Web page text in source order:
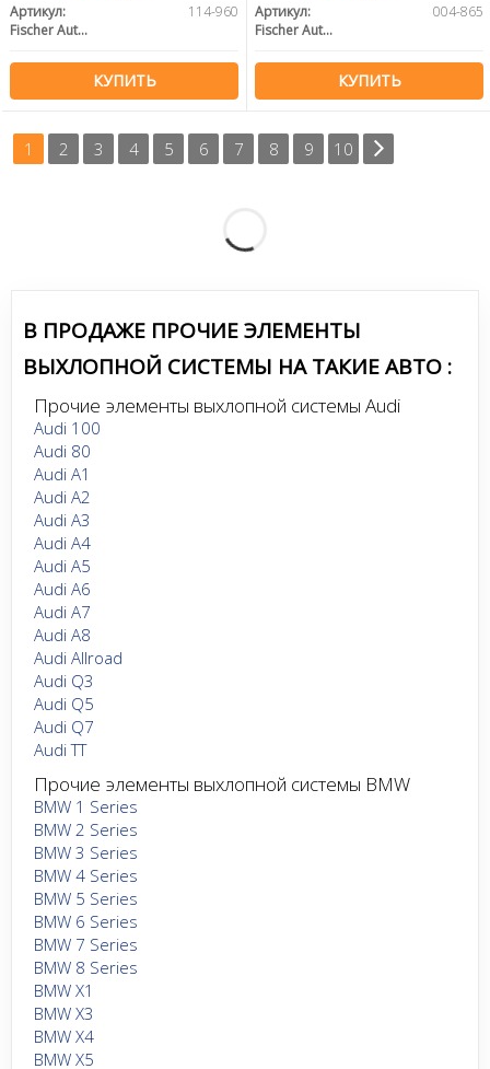
Артикул:
114-960
Fischer Automotive One (FA1)
КУПИТЬ
Артикул:
004-865
Fischer Automotive One (FA1)
КУПИТЬ
1 2 3 4 5 6 7 8 9 10
В ПРОДАЖЕ ПРОЧИЕ ЭЛЕМЕНТЫ
ВЫХЛОПНОЙ СИСТЕМЫ НА ТАКИЕ АВТО :
Прочие элементы выхлопной системы Audi
Audi 100
Audi 80
Audi A1
Audi A2
Audi A3
Audi A4
Audi A5
Audi A6
Audi A7
Audi A8
Audi Allroad
Audi Q3
Audi Q5
Audi Q7
Audi TT
Прочие элементы выхлопной системы BMW
BMW 1 Series
BMW 2 Series
BMW 3 Series
BMW 4 Series
BMW 5 Series
BMW 6 Series
BMW 7 Series
BMW 8 Series
BMW X1
BMW X3
BMW X4
BMW X5